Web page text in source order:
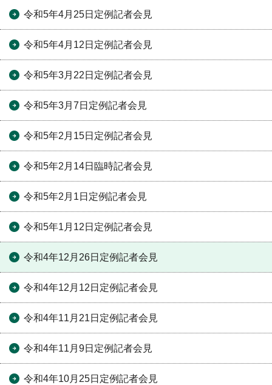
令和5年4月25日定例記者会見
令和5年4月12日定例記者会見
令和5年3月22日定例記者会見
令和5年3月7日定例記者会見
令和5年2月15日定例記者会見
令和5年2月14日臨時記者会見
令和5年2月1日定例記者会見
令和5年1月12日定例記者会見
令和4年12月26日定例記者会見
令和4年12月12日定例記者会見
令和4年11月21日定例記者会見
令和4年11月9日定例記者会見
令和4年10月25日定例記者会見